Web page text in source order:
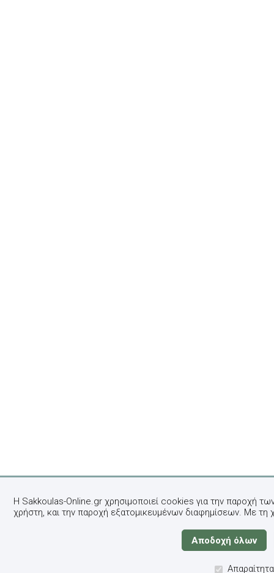
Η Sakkoulas-Online.gr χρησιμοποιεί cookies για την παροχή
χρήστη, και την παροχή εξατομικευμένων διαφημίσεων. Με